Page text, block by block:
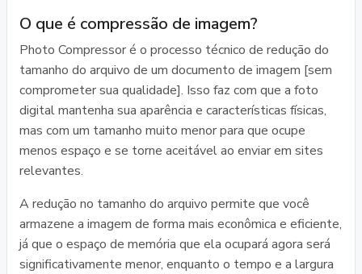
O que é compressão de imagem?
Photo Compressor é o processo técnico de redução do
tamanho do arquivo de um documento de imagem [sem
comprometer sua qualidade]. Isso faz com que a foto
digital mantenha sua aparência e características físicas,
mas com um tamanho muito menor para que ocupe
menos espaço e se torne aceitável ao enviar em sites
relevantes.
A redução no tamanho do arquivo permite que você
armazene a imagem de forma mais econômica e eficiente,
já que o espaço de memória que ela ocupará agora será
significativamente menor, enquanto o tempo e a largura